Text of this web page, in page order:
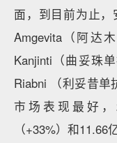
面，到目前为止，
Amgevita（阿达
Kanjinti（曲妥珠
Riabni （利妥昔单
市场表现最好
（+33%）和